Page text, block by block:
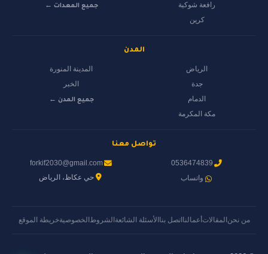
رافعة شوكية
كرين
جميع المعدات ←
المدن
الرياض
جدة
الدمام
مكة المكرمة
المدينة المنورة
الخبر
جميع المدن ←
تواصل معنا
0536474839
واتساب
forkif2030@gmail.com
حي عكاظ، الرياض
من نحنالمقالات أعمالنااتصل بناالأسئلة الشائعةالشروط الخصوصيةخريطة الموقع